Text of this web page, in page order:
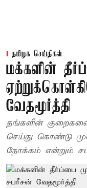
தமிழக செய்திகள்
மக்களின்
வேதமூர்த்தி
தங்களின்
செய்து கொண்டு